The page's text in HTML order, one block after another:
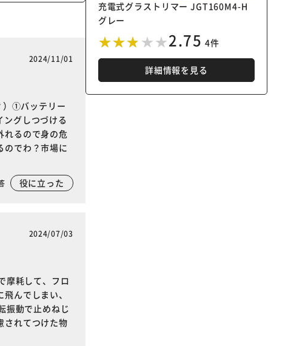
充電式グラストリマー JGT160M4-H
グレー
2.75 4件
詳細情報を見る
2024/11/01
）①バッテリー
グしつづける
るので身の危
のでわ？市場に
役に立った
2024/07/03
摩耗して、フロ
んでしまい、
振動で止めねじ
されてつけた物